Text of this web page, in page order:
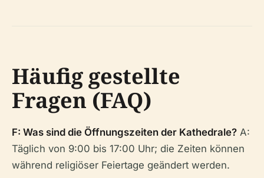
Häufig gestellte
Fragen (FAQ)
F: Was sind die Öffnungszeiten der Kathedrale? A:
Täglich von 9:00 bis 17:00 Uhr; die Zeiten können
während religiöser Feiertage geändert werden.